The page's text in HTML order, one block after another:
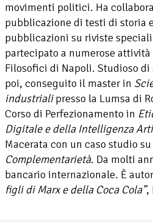
movimenti politici. Ha
pubblicazione di testi di storia
pubblicazioni su riviste
partecipato a numerose
Filosofici di Napoli. Studioso
poi, conseguito il master in
industrialipresso la Lumsa di
Corso di Perfezionamento in
Digitale e della Intelligenza
Macerata con un caso studio su
Complementarietà. Da molti
bancario internazionale. È
figli di Marx e della Coca Cola”,